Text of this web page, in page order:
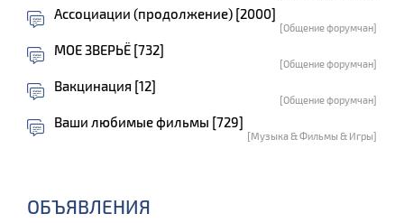
Ассоциации (продолжение) [2000]
[Общение форумчан]
МОЕ ЗВЕРЬЁ [732]
[Общение форумчан]
Вакцинация [12]
[Общение форумчан]
Ваши любимые фильмы [729]
[Музыка & Фильмы & Игры]
ОБЪЯВЛЕНИЯ